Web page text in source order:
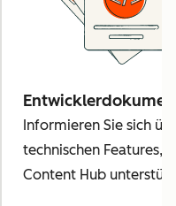
Informieren Sie sich
technischen Features,
Content Hub